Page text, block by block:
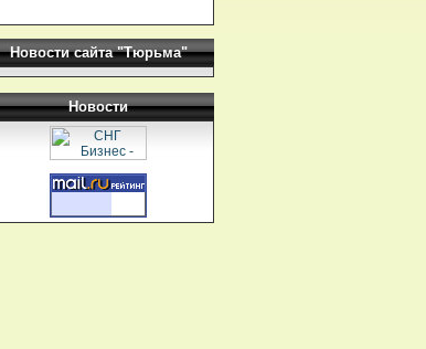
Новости сайта "Тюрьма"
Новости